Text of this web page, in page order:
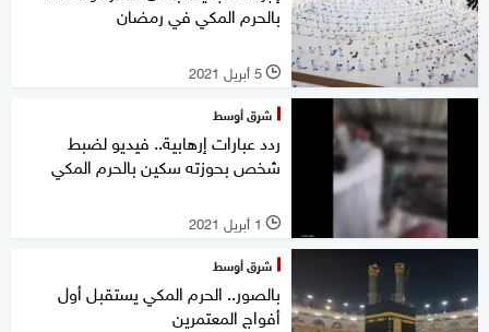
بالحرم المكي في رمضان
l 5 أبريل 2021
شرق أوسط
ردد عبارات إرهابية.. فيديو لضبط
شخص بحوزته سكين بالحرم المكي
l 1 أبريل 2021
شرق أوسط
بالصور.. الحرم المكي يستقبل أول
أفواج المعتمرين